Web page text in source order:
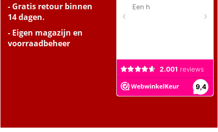
- Gratis retour binnen
14 dagen.
- Eigen magazijn en
voorraadbeheer